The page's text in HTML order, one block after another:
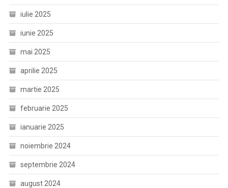
iulie 2025
iunie 2025
mai 2025
aprilie 2025
martie 2025
februarie 2025
ianuarie 2025
noiembrie 2024
septembrie 2024
august 2024